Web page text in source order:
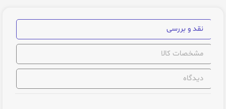
نقد و بررسی
مشخصات کالا
دیدگاه